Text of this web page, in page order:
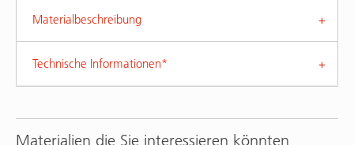
Materialbeschreibung
Technische Informationen*
Materialien die Sie interessieren könnten